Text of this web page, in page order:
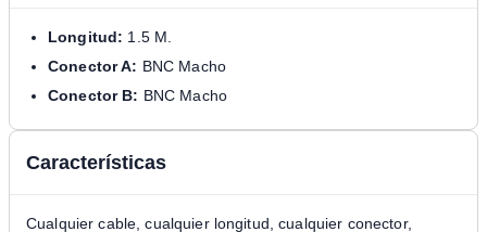
Longitud: 1.5 M.
Conector A: BNC Macho
Conector B: BNC Macho
Características
Cualquier cable, cualquier longitud, cualquier conector,